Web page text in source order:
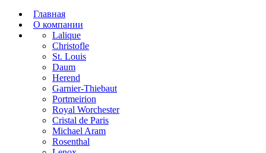
Главная
О компании
Lalique
Christofle
St. Louis
Daum
Herend
Garnier-Thiebaut
Portmeirion
Royal Worchester
Cristal de Paris
Michael Aram
Rosenthal